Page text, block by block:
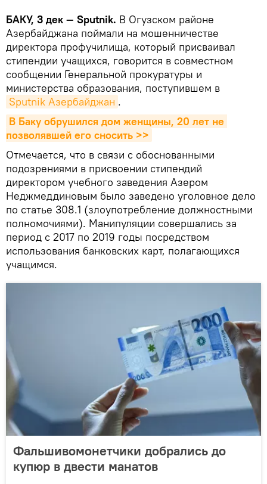
БАКУ, 3 дек — Sputnik. В Огузском районе
Азербайджана поймали на мошенничестве
директора профучилища, который присваивал
стипендии учащихся, говорится в совместном
сообщении Генеральной прокуратуры и
министерства образования, поступившем в
Sputnik Азербайджан .
В Баку обрушился дом женщины, 20 лет не
позволявшей его сносить >>
Отмечается, что в связи с обоснованными
подозрениями в присвоении стипендий
директором учебного заведения Азером
Неджмеддиновым было заведено уголовное дело
по статье 308.1 (злоупотребление должностными
полномочиями). Манипуляции совершались за
период с 2017 по 2019 годы посредством
использования банковских карт, полагающихся
учащимся.
Фальшивомонетчики добрались до
купюр в двести манатов